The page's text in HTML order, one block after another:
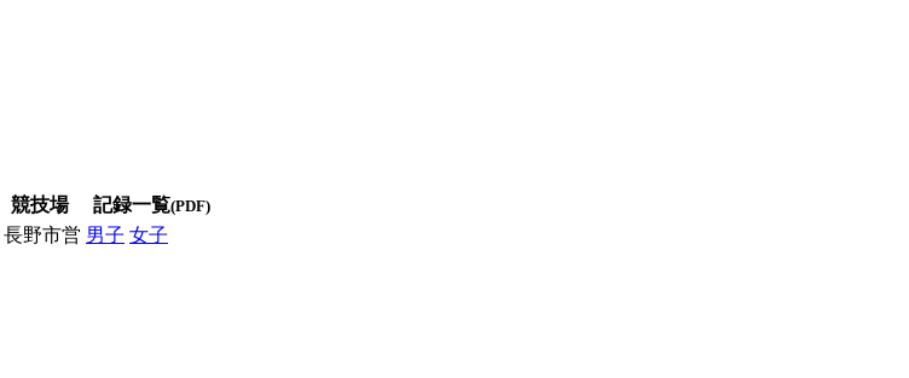
競技場 記録一覧(PDF)
長野市営 男子 女子